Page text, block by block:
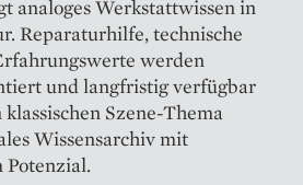
analoges Werkstattwissen in
Reparaturhilfe, technische
werden
und langfristig verfügbar
Szene-Thema
Wissensarchiv mit
Potenzial.